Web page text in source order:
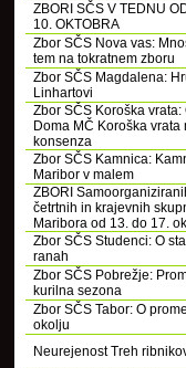
ZBORI SČS V TEDNU
10. OKTOBRA
Zbor SČS Nova vas:
tem na tokratnem zboru
Zbor SČS Magdalena:
Linhartovi
Zbor SČS Koroška vrata:
Doma MČ Koroška vrata
konsenza
Zbor SČS Kamnica:
Maribor v malem
ZBORI
četrtnih in krajevnih
Maribora od 13. do 17.
Zbor SČS Studenci: O
ranah
Zbor SČS Pobrežje:
kurilna sezona
Zbor SČS Tabor: O
okolju
Neurejenost Treh